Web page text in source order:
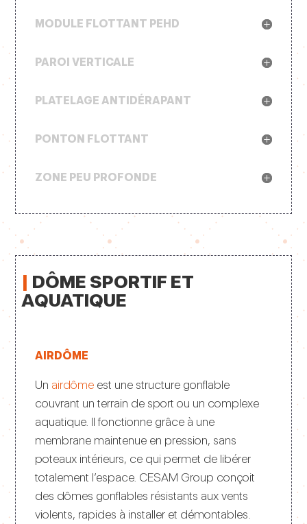
MODULE FLOTTANT PEHD
PAROI VERTICALE
PLATELAGE ANTIDÉRAPANT
PONTON FLOTTANT
ZONE PEU PROFONDE
| DÔME SPORTIF ET
AQUATIQUE
AIRDÔME
Un airdôme est une structure gonflable
couvrant un terrain de sport ou un complexe
aquatique. Il fonctionne grâce à une
membrane maintenue en pression, sans
poteaux intérieurs, ce qui permet de libérer
totalement l’espace. CESAM Group conçoit
des dômes gonflables résistants aux vents
violents, rapides à installer et démontables.